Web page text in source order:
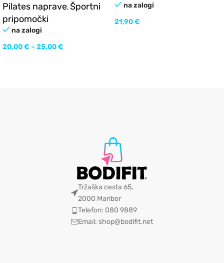
Pilates naprave,Športni
pripomočki
na zalogi
20,00€–25,00€
na zalogi
21,90€
Tržaška cesta 65,
2000 Maribor
Telefon: 080 9889
Email: shop@bodifit.net